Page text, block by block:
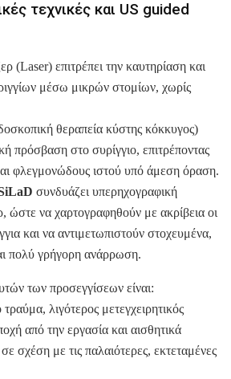
τεχνικές και US guided
(Laser) επιτρέπει την καυτηρίαση και
μέσω μικρών στομίων, χωρίς
θεραπεία κύστης κόκκυγος)
πρόσβαση στο συρίγγιο, επιτρέποντας
φλεγμονώδους ιστού υπό άμεση όραση.
συνδυάζει υπερηχογραφική
ώστε να χαρτογραφηθούν με ακρίβεια οι
και να αντιμετωπιστούν στοχευμένα,
πολύ γρήγορη ανάρρωση.
των προσεγγίσεων είναι:
λιγότερος μετεγχειρητικός
από την εργασία και αισθητικά
σχέση με τις παλαιότερες, εκτεταμένες